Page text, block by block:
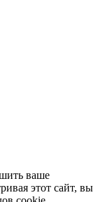
ваше
этот сайт, вы